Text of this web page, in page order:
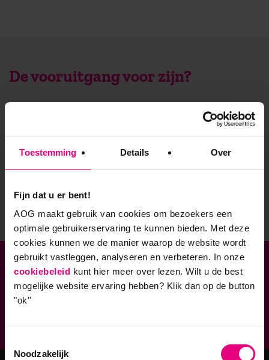
Toestemming Details Over
Fijn dat u er bent!
AOG maakt gebruik van cookies om bezoekers een
optimale gebruikerservaring te kunnen bieden. Met deze
cookies kunnen we de manier waarop de website wordt
gebruikt vastleggen, analyseren en verbeteren. In onze
cookiebeleid kunt hier meer over lezen. Wilt u de best
mogelijke website ervaring hebben? Klik dan op de button
"ok''
Noodzakelijk
De vooruitgang voor zijn?
Blijf geïnspireerd en altijd op de hoogte! Ontvang
regelmatig vernieuwende kennisartikelen, uitnodigingen
voor (gratis) inspiratiesessies en relevante updates over
onze academische opleidingen.
Verbonden aan
Geaccrediteerde opleidingen